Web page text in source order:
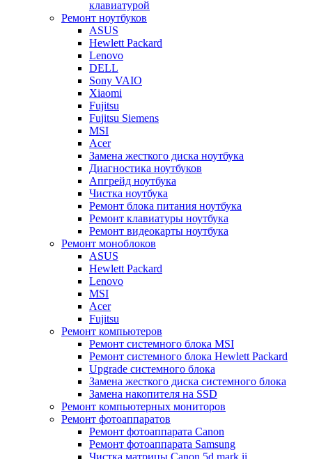
клавиатурой
Ремонт ноутбуков
ASUS
Hewlett Packard
Lenovo
DELL
Sony VAIO
Xiaomi
Fujitsu
Fujitsu Siemens
MSI
Acer
Замена жесткого диска ноутбука
Диагностика ноутбуков
Апгрейд ноутбука
Чистка ноутбука
Ремонт блока питания ноутбука
Ремонт клавиатуры ноутбука
Ремонт видеокарты ноутбука
Ремонт моноблоков
ASUS
Hewlett Packard
Lenovo
MSI
Acer
Fujitsu
Ремонт компьютеров
Ремонт системного блока MSI
Ремонт системного блока Hewlett Packard
Upgrade системного блока
Замена жесткого диска системного блока
Замена накопителя на SSD
Ремонт компьютерных мониторов
Ремонт фотоаппаратов
Ремонт фотоаппарата Canon
Ремонт фотоаппарата Samsung
Чистка матрицы Canon 5d mark ii